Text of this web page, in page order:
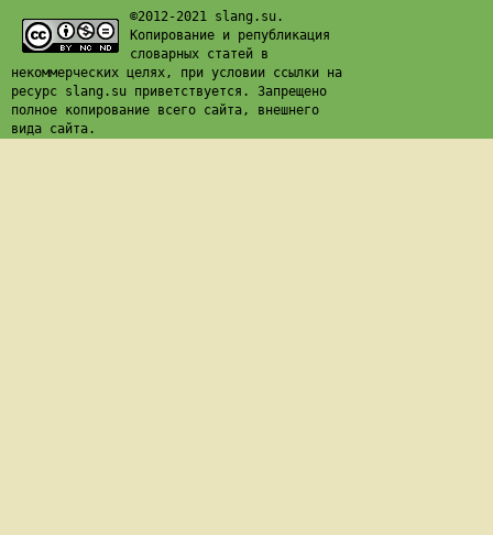
©2012-2021 slang.su.
Копирование и републикация
словарных статей в
некоммерческих целях, при условии ссылки на
ресурс slang.su приветствуется. Запрещено
полное копирование всего сайта, внешнего
вида сайта.